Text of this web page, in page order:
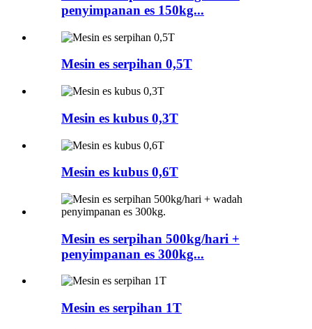
penyimpanan es 150kg...
Mesin es serpihan 0,5T
Mesin es kubus 0,3T
Mesin es kubus 0,6T
Mesin es serpihan 500kg/hari +
penyimpanan es 300kg...
Mesin es serpihan 1T